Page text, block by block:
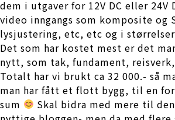
dem i utgaver for 12V DC eller 24V
video inngangs som komposite og
lysjustering, etc, etc og i
Det som har kostet mest er det
nytt, som tak, fundament,
Totalt har vi brukt ca 32 000.- så
man har fått et flott bygg, til en
sum
Skal bidra med mere til